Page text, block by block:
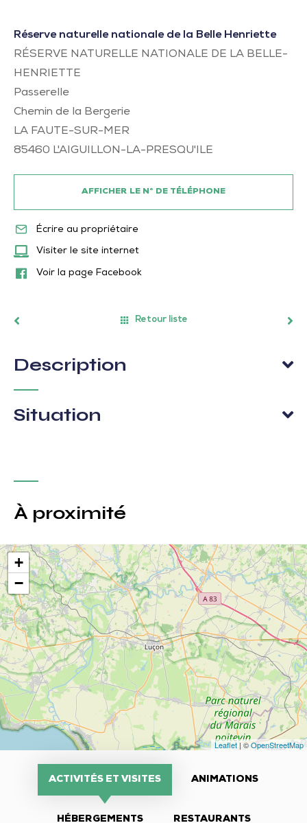
Réserve naturelle nationale de la Belle Henriette
RÉSERVE NATURELLE NATIONALE DE LA BELLE-
HENRIETTE
Passerelle
Chemin de la Bergerie
LA FAUTE-SUR-MER
85460 L'AIGUILLON-LA-PRESQU'ILE
AFFICHER LE N° DE TÉLÉPHONE
Écrire au propriétaire
Visiter le site internet
Voir la page Facebook
Retour liste
Description
Situation
À proximité
+
−
Leaflet| ©OpenStreetMap
ACTIVITÉS ET VISITES ANIMATIONS
HÉBERGEMENTS RESTAURANTS